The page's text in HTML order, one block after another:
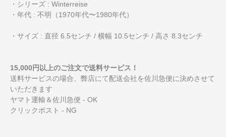
・シリーズ : Winterreise
・年代 : 不明（1970年代〜1980年代）
・サイズ : 直径 6.5センチ / 横幅 10.5センチ / 高さ 8.3センチ
15,000円以上のご注文で送料サービス！
送料サービスの場合、弊店にて配送会社を佐川急便に決めさせて
いただきます
ヤマト運輸＆佐川急便 - OK
クリックポスト - NG